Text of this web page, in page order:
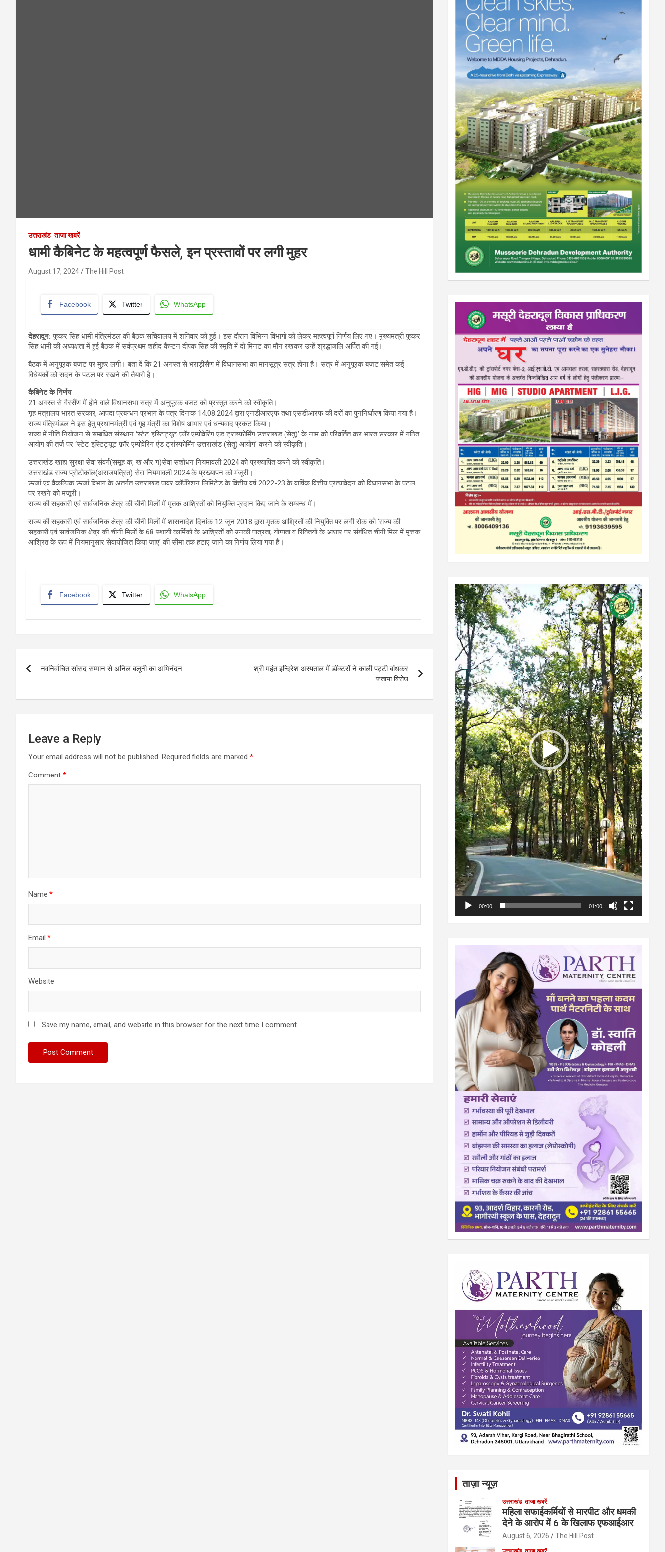
उत्तराखंड ताजा खबरें
धामी कैबिनेट के महत्वपूर्ण फैसले, इन प्रस्तावों पर लगी मुहर
August 17, 2024 The Hill Post
Facebook Twitter WhatsApp
देहरादून: पुष्कर सिंह धामी मंत्रिमंडल की बैठक सचिवालय में शनिवार को हुई। इस दौरान विभिन्न विभागों को लेकर महत्वपूर्ण निर्णय लिए गए। मुख्यमंत्री पुष्कर
सिंह धामी की अध्यक्षता में हुई बैठक में सर्वप्रथम शहीद कैप्टन दीपक सिंह की स्मृति में दो मिनट का मौन रखकर उन्हें श्रद्धांजलि अर्पित की गई।
बैठक में अनुपूरक बजट पर मुहर लगी। बता दें कि 21 अगस्त से भराड़ीसैंण में विधानसभा का मानसूत्र सत्र होना है। सत्र में अनुपूरक बजट समेत कई
विधेयकों को सदन के पटल पर रखने की तैयारी है।
कैबिनेट के निर्णय
21 अगस्त से गैरसैंण में होने वाले विधानसभा सत्र में अनुपूरक बजट को प्रस्तुत करने को स्वीकृति।
गृह मंत्रालय भारत सरकार, आपदा प्रबन्धन प्रभाग के पत्र दिनांक 14.08.2024 द्वारा एनडीआरएफ तथा एसडीआरफ की दरों का पुननिर्धारण किया गया है।
राज्य मंत्रिमंडल ने इस हेतु प्रधानमंत्री एवं गृह मंत्री का विशेष आभार एवं धन्यवाद प्रकट किया।
राज्य में नीति नियोजन से सम्बंधित संस्थान ‘स्टेट इंस्टिट्यूट फ़ॉर एम्पोवेरिंग एंड ट्रांस्फोर्मिंग उत्तराखंड (सेतु)’ के नाम को परिवर्तित कर भारत सरकार में गठित
आयोग की तर्ज पर ‘स्टेट इंस्टिट्यूट फ़ॉर एम्पोवेरिंग एंड ट्रांस्फोर्मिंग उत्तराखंड (सेतु) आयोग’ करने को स्वीकृति।
उत्तराखंड खाद्य सुरक्षा सेवा संवर्ग(समूह क, ख और ग)सेवा संशोधन नियमावली 2024 को प्रख्यापित करने को स्वीकृति।
उत्तराखंड राज्य प्रोटोकॉल(अराजपत्रित) सेवा नियमावली 2024 के प्रख्यापन को मंजूरी।
ऊर्जा एवं वैकल्पिक ऊर्जा विभाग के अंतर्गत उत्तराखंड पावर कॉर्पोरेशन लिमिटेड के वित्तीय वर्ष 2022-23 के वार्षिक वित्तीय प्रत्यावेदन को विधानसभा के पटल
पर रखने को मंजूरी।
राज्य की सहकारी एवं सार्वजनिक क्षेत्र की चीनी मिलों में मृतक आश्रितों को नियुक्ति प्रदान किए जाने के सम्बन्ध में।
राज्य की सहकारी एवं सार्वजनिक क्षेत्र की चीनी मिलों में शासनादेश दिनांक 12 जून 2018 द्वारा मृतक आश्रितों की नियुक्ति पर लगी रोक को ‘राज्य की
सहकारी एवं सार्वजनिक क्षेत्र की चीनी मिलों के 68 स्थायी कार्मिकों के आश्रितों को उनकी पात्रता, योग्यता व रिक्तियों के आधार पर संबंधित चीनी मिल में मृत्तक
आश्रित के रूप में नियमानुसार सेवायोजित किया जाए’ की सीमा तक हटाए जाने का निर्णय लिया गया है।
Facebook Twitter WhatsApp
navigation
नवनिर्वाचित सांसद सम्मान से अनिल बलूनी का अभिनंदन
श्री महंत इन्दिरेश अस्पताल में डॉक्टरों ने काली पट्टी बांधकर
जताया विरोध
Leave a Reply
Your email address will not be published. Required fields are marked *
Comment *
Name *
Email *
Website
Save my name, email, and website in this browser for the next time I comment.
Video
Player
00:00 01:00
ताज़ा न्यूज़
उत्तराखंड ताजा खबरें
महिला सफाईकर्मियों से मारपीट और धमकी
देने के आरोप में 6 के खिलाफ एफआईआर
August 6, 2026 The Hill Post